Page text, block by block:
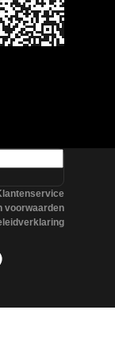
voorwaarden